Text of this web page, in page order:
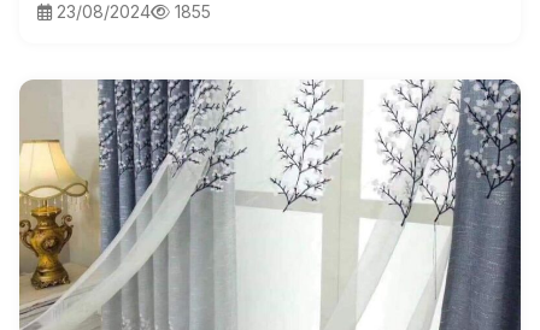
23/08/2024 1855